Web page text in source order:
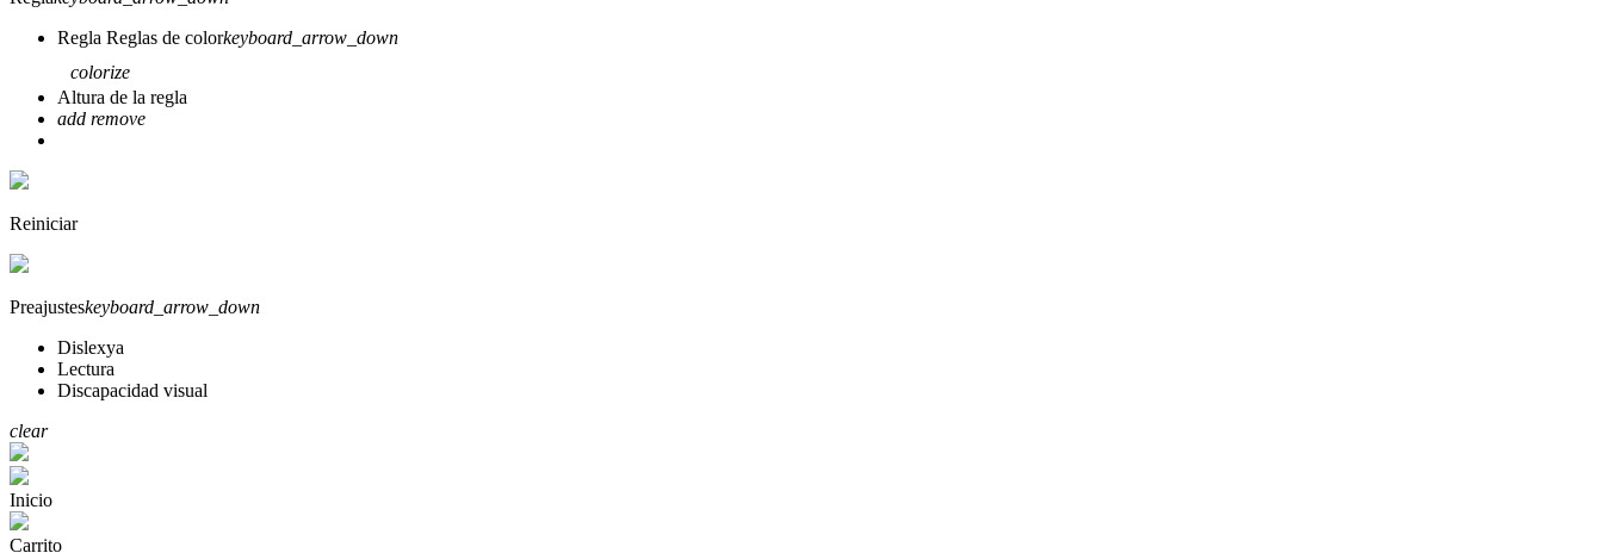
Regla Reglas de colorkeyboard_arrow_down
colorize
Altura de la regla
add remove
Reiniciar
Preajusteskeyboard_arrow_down
Dislexya
Lectura
Discapacidad visual
clear
Inicio
Carrito